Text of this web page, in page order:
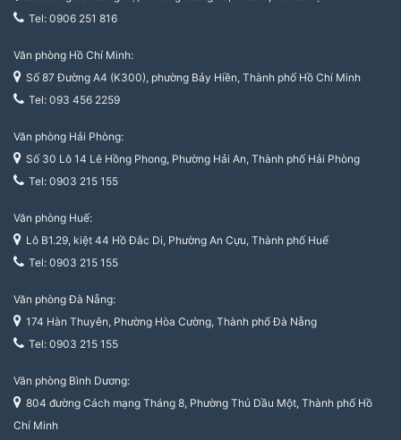
Tel: 0906 251 816
Văn phòng Hồ Chí Minh:
Số 87 Đường A4 (K300), phường Bảy Hiền, Thành phố Hồ Chí Minh
Tel: 093 456 2259
Văn phòng Hải Phòng:
Số 30 Lô 14 Lê Hồng Phong, Phường Hải An, Thành phố Hải Phòng
Tel: 0903 215 155
Văn phòng Huế:
Lô B1.29, kiệt 44 Hồ Đắc Di, Phường An Cựu, Thành phố Huế
Tel: 0903 215 155
Văn phòng Đà Nẵng:
174 Hàn Thuyên, Phường Hòa Cường, Thành phố Đà Nẵng
Tel: 0903 215 155
Văn phòng Bình Dương:
804 đường Cách mạng Tháng 8, Phường Thủ Dầu Một, Thành phố Hồ
Chí Minh